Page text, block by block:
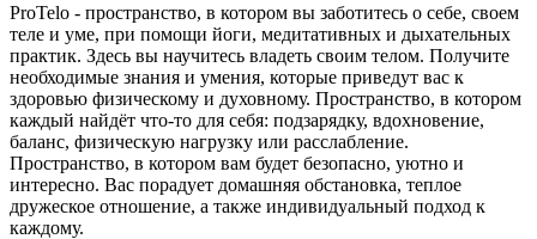
ProTelo - пространство, в котором вы заботитесь о себе, своем
теле и уме, при помощи йоги, медитативных и дыхательных
практик. Здесь вы научитесь владеть своим телом. Получите
необходимые знания и умения, которые приведут вас к
здоровью физическому и духовному. Пространство, в котором
каждый найдёт что-то для себя: подзарядку, вдохновение,
баланс, физическую нагрузку или расслабление.
Пространство, в котором вам будет безопасно, уютно и
интересно. Вас порадует домашняя обстановка, теплое
дружеское отношение, а также индивидуальный подход к
каждому.